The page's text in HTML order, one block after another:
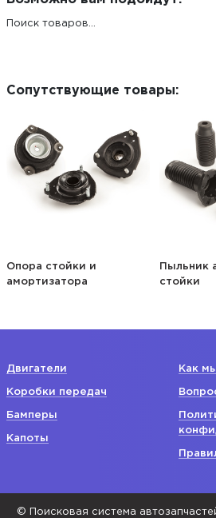
Поиск товаров...
Сопутствующие товары:
Опора стойки и
амортизатора
Пыльник
стойки
Двигатели
Коробки передач
Бамперы
Капоты
Как
© Поисковая система